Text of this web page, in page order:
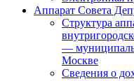
Аппарат Совета
Структура
—
Москве
Сведения о